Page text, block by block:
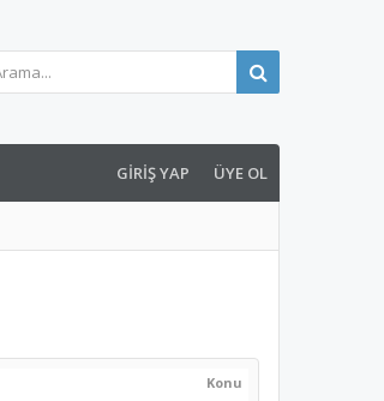
GIRIŞ YAP ÜYE OL
Konu